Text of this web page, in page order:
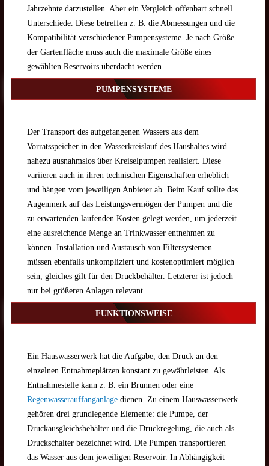
Jahrzehnte darzustellen. Aber ein Vergleich offenbart schnell
Unterschiede. Diese betreffen z. B. die Abmessungen und die
Kompatibilität verschiedener Pumpensysteme. Je nach Größe
der Gartenfläche muss auch die maximale Größe eines
gewählten Reservoirs überdacht werden.
PUMPENSYSTEME
Der Transport des aufgefangenen Wassers aus dem
Vorratsspeicher in den Wasserkreislauf des Haushaltes wird
nahezu ausnahmslos über Kreiselpumpen realisiert. Diese
variieren auch in ihren technischen Eigenschaften erheblich
und hängen vom jeweiligen Anbieter ab. Beim Kauf sollte das
Augenmerk auf das Leistungsvermögen der Pumpen und die
zu erwartenden laufenden Kosten gelegt werden, um jederzeit
eine ausreichende Menge an Trinkwasser entnehmen zu
können. Installation und Austausch von Filtersystemen
müssen ebenfalls unkompliziert und kostenoptimiert möglich
sein, gleiches gilt für den Druckbehälter. Letzterer ist jedoch
nur bei größeren Anlagen relevant.
FUNKTIONSWEISE
Ein Hauswasserwerk hat die Aufgabe, den Druck an den
einzelnen Entnahmeplätzen konstant zu gewährleisten. Als
Entnahmestelle kann z. B. ein Brunnen oder eine
Regenwasserauffanganlage dienen. Zu einem Hauswasserwerk
gehören drei grundlegende Elemente: die Pumpe, der
Druckausgleichsbehälter und die Druckregelung, die auch als
Druckschalter bezeichnet wird. Die Pumpen transportieren
das Wasser aus dem jeweiligen Reservoir. In Abhängigkeit